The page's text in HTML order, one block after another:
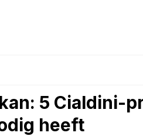
5 Cialdini-
heeft